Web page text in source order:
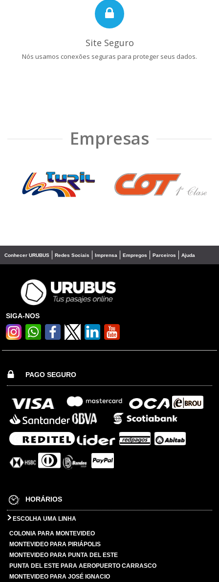
Site Seguro
Nós usamos conexões seguras para proteger seus dados.
Empresas
❮ ❯
Conhecer URUBUS Redes Sociais Imprensa Empregos Parceiros Ajuda
SIGA-NOS
PAGO SEGURO
HORÁRIOS
ESCOLHA UMA LINHA
COLONIA PARA MONTEVIDEO
MONTEVIDEO PARA PIRIÁPOLIS
MONTEVIDEO PARA PUNTA DEL ESTE
PUNTA DEL ESTE PARA AEROPUERTO CARRASCO
MONTEVIDEO PARA JOSÉ IGNACIO